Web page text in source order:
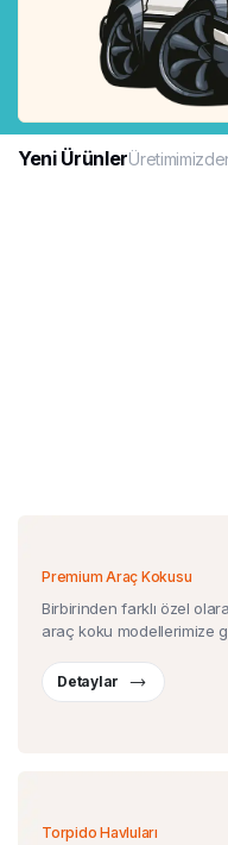
Yeni Ürünler
Premium Araç Kokusu
Birbirinden farklı özel
araç koku modellerimize
Detaylar
Torpido Havluları